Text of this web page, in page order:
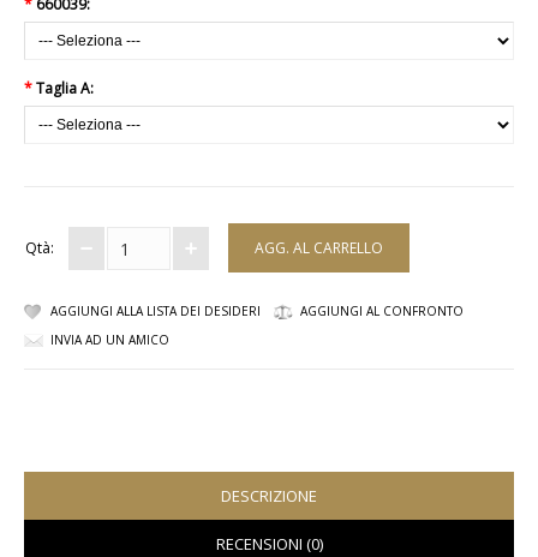
COSTUMI E COPRICOSTUMI
PANTALONI
* 660039:
*Taglia A:
Qtà:
AGGIUNGI ALLA LISTA DEI DESIDERI
AGGIUNGI AL CONFRONTO
INVIA AD UN AMICO
DESCRIZIONE
RECENSIONI (0)